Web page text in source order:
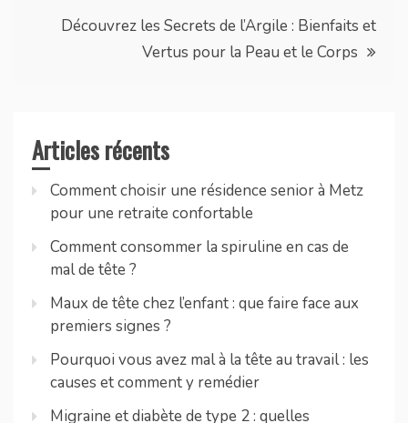
l’articleDécouvrez les Secrets de l’Argile : Bienfaits et
Vertus pour la Peau et le Corps
Articles récents
Comment choisir une résidence senior à Metz
pour une retraite confortable
Comment consommer la spiruline en cas de
mal de tête ?
Maux de tête chez l’enfant : que faire face aux
premiers signes ?
Pourquoi vous avez mal à la tête au travail : les
causes et comment y remédier
Migraine et diabète de type 2 : quelles